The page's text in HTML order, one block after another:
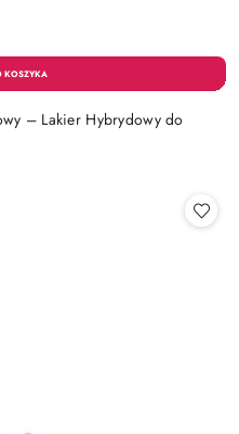
– Lakier Hybrydowy do